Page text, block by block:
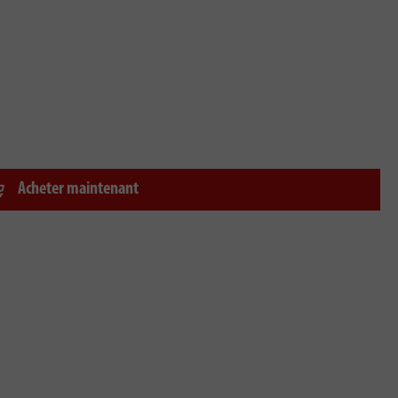
Acheter maintenant